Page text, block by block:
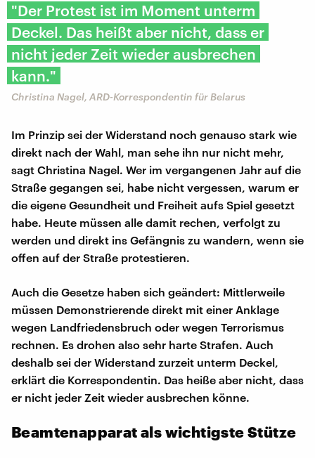
"Der Protest ist im Moment unterm
Deckel. Das heißt aber nicht, dass er
nicht jeder Zeit wieder ausbrechen
kann."
Christina Nagel, ARD-Korrespondentin für Belarus
Im Prinzip sei der Widerstand noch genauso stark wie
direkt nach der Wahl, man sehe ihn nur nicht mehr,
sagt Christina Nagel. Wer im vergangenen Jahr auf die
Straße gegangen sei, habe nicht vergessen, warum er
die eigene Gesundheit und Freiheit aufs Spiel gesetzt
habe. Heute müssen alle damit rechen, verfolgt zu
werden und direkt ins Gefängnis zu wandern, wenn sie
offen auf der Straße protestieren.
Auch die Gesetze haben sich geändert: Mittlerweile
müssen Demonstrierende direkt mit einer Anklage
wegen Landfriedensbruch oder wegen Terrorismus
rechnen. Es drohen also sehr harte Strafen. Auch
deshalb sei der Widerstand zurzeit unterm Deckel,
erklärt die Korrespondentin. Das heiße aber nicht, dass
er nicht jeder Zeit wieder ausbrechen könne.
Beamtenapparat als wichtigste Stütze